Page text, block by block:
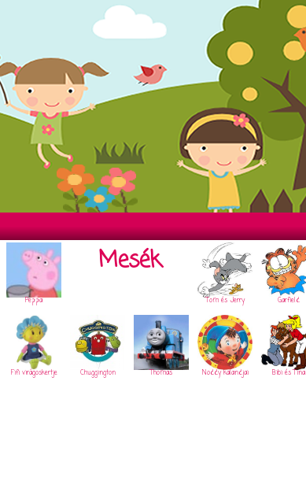
Peppa
Mesék
Tom és Jerry Garfield
Fifi virágoskertje Chuggington Thomas Noddy kalandjai Bibi és Tina